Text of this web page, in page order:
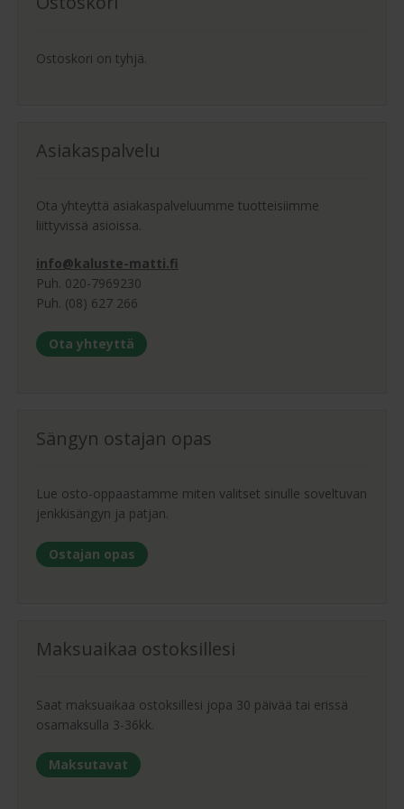
Ostoskori on tyhjä.
Asiakaspalvelu
Ota yhteyttä asiakaspalveluumme tuotteisiimme
liittyvissä asioissa.
info@kaluste-matti.fi
Puh. 020-7969230
Puh. (08) 627 266
Ota yhteyttä
Sängyn ostajan opas
Lue osto-oppaastamme miten valitset sinulle soveltuvan
jenkkisängyn ja patjan.
Ostajan opas
Maksuaikaa ostoksillesi
Saat maksuaikaa ostoksillesi jopa 30 päivää tai erissä
osamaksulla 3-36kk.
Maksutavat